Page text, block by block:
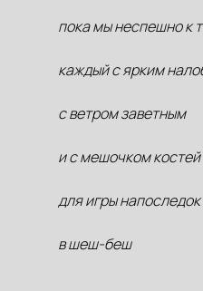
пока мы неспешно к
каждый с ярким
с ветром заветным
и с мешочком костей
для игры напоследок
в шеш-беш